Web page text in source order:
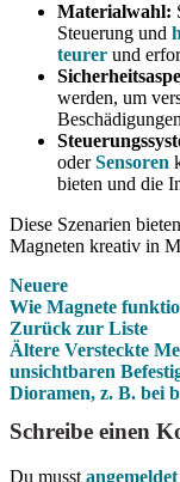
Materialwahl:
Steuerung und
teurer und
werden, um
oderSensoren
bieten und die
Diese Szenarien
Magneten kreativ in
Neuere
Wie Magnete
Zurück zur Liste
Ältere Versteckte
unsichtbaren
Dioramen, z. B. bei
Schreibe einen
Du musst angemeldet